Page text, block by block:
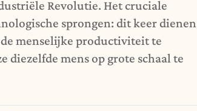
Revolutie. Het cruciale
sprongen: dit keer dienen
menselijke productiviteit te
diezelfde mens op grote schaal te